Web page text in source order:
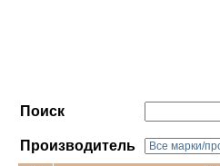
Поиск
Производитель